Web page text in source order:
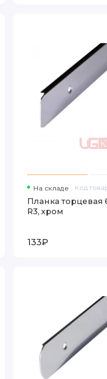
На складе Код
Планка торцевая
R3, хром
133₽